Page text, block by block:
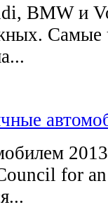
BMW и
for